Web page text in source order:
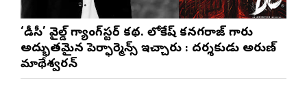
‘డీసీ’ వైల్డ్ గ్యాంగ్‌స్టర్ కథ. లోకేష్ కనగరాజ్ గారు
అద్భుతమైన పెర్ఫార్మెన్స్ ఇచ్చారు : దర్శకుడు అరుణ్
మాథేశ్వరన్